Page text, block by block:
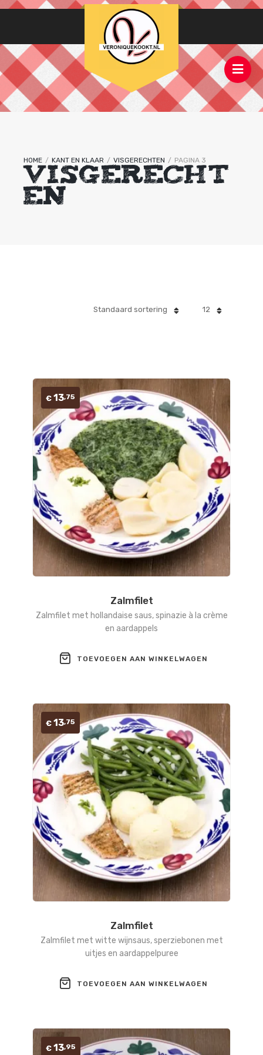
HOME / KANT EN KLAAR / VISGERECHTEN / PAGINA 3
VISGERECHT
EN
12
Standaard sortering
Zalmfilet
Zalmfilet met hollandaise saus, spinazie à la crème
en aardappels
€ 13,75
TOEVOEGEN AAN WINKELWAGEN
Zalmfilet
Zalmfilet met witte wijnsaus, sperziebonen met
uitjes en aardappelpuree
€ 13,75
TOEVOEGEN AAN WINKELWAGEN
€ 13,95